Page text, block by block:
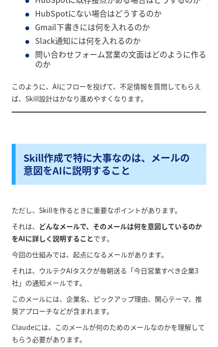
HubSpotにない場合はどうするのか
Gmail下書きには何を入れるのか
Slack通知には何を入れるのか
問い合わせフォーム営業の文面はどのように作る
のか
このように、AIにフローを投げて、不足情報を質問してもらえ
ば、Skill設計はかなり進めやすくなります。
Skill作成で特に大事なのは、メールの
意図をAIに説明すること
ただし、Skillを作るときに重要なポイントがあります。
それは、 どんなメールで、そのメールは何を意図しているのか
をAIに詳しく説明することです。
今回の仕組みでは、起点になるメールがあります。
それは、ウルテクAIタスクが毎朝送る「今日営業すべき企業3
社」の通知メールです。
このメールには、企業名、ピックアップ理由、関心テーマ、推
奨アプローチなどが含まれます。
Claudeには、このメールが何のためのメールなのかを理解して
もらう必要があります。